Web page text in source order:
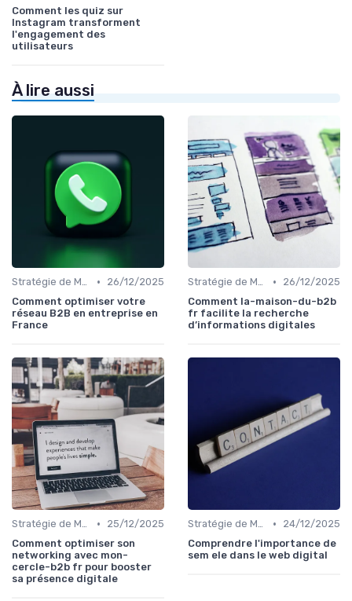
Comment les quiz sur
Instagram transforment
l'engagement des
utilisateurs
À lire aussi
Stratégie de Marketing Digital •
26/12/2025
Comment optimiser votre
réseau B2B en entreprise en
France
Stratégie de Marketing Digital •
26/12/2025
Comment la-maison-du-b2b
fr facilite la recherche
d’informations digitales
Stratégie de Marketing Digital •
25/12/2025
Comment optimiser son
networking avec mon-
cercle-b2b fr pour booster
sa présence digitale
Stratégie de Marketing Digital •
24/12/2025
Comprendre l'importance de
sem ele dans le web digital